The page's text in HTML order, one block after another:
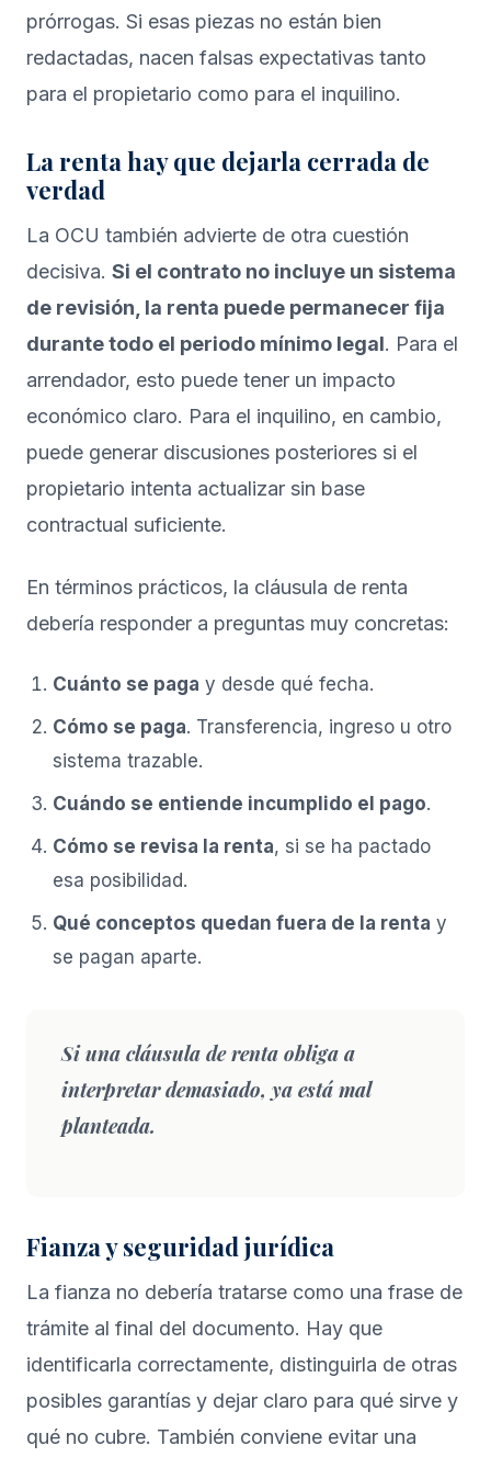
prórrogas. Si esas piezas no están bien
redactadas, nacen falsas expectativas tanto
para el propietario como para el inquilino.
La renta hay que dejarla cerrada de
verdad
La OCU también advierte de otra cuestión
decisiva. Si el contrato no incluye un sistema
de revisión, la renta puede permanecer fija
durante todo el periodo mínimo legal. Para el
arrendador, esto puede tener un impacto
económico claro. Para el inquilino, en cambio,
puede generar discusiones posteriores si el
propietario intenta actualizar sin base
contractual suficiente.
En términos prácticos, la cláusula de renta
debería responder a preguntas muy concretas:
Cuánto se paga y desde qué fecha.
Cómo se paga. Transferencia, ingreso u otro
sistema trazable.
Cuándo se entiende incumplido el pago.
Cómo se revisa la renta, si se ha pactado
esa posibilidad.
Qué conceptos quedan fuera de la renta y
se pagan aparte.
Si una cláusula de renta obliga a
interpretar demasiado, ya está mal
planteada.
Fianza y seguridad jurídica
La fianza no debería tratarse como una frase de
trámite al final del documento. Hay que
identificarla correctamente, distinguirla de otras
posibles garantías y dejar claro para qué sirve y
qué no cubre. También conviene evitar una